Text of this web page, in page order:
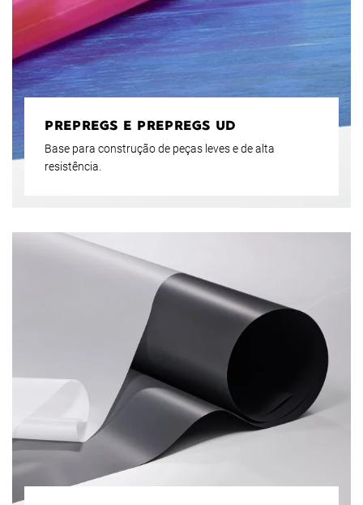
PREPREGS E PREPREGS UD
Base para construção de peças leves e de alta
resistência.